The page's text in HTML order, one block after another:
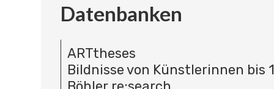
Datenbanken
ARTtheses
Bildnisse von Künstlerinnen bis